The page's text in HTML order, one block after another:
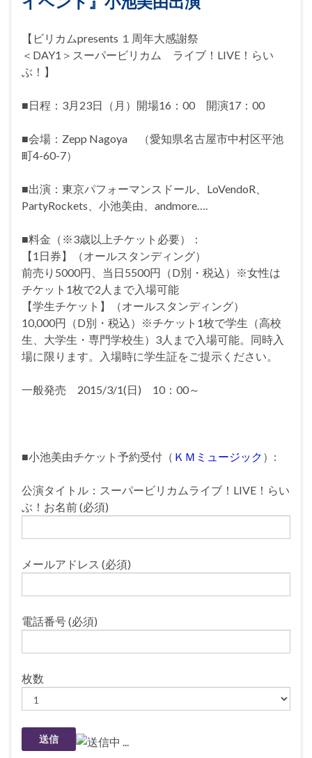
【ビリカムpresents １周年大感謝祭
＜DAY1＞スーパービリカム ライブ！LIVE！らい
ぶ！】
■日程：3月23日（月）開場16：00 開演17：00
■会場：Zepp Nagoya （愛知県名古屋市中村区平池
町4-60-7）
■出演：東京パフォーマンスドール、LoVendoR、
PartyRockets、小池美由、andmore….
■料金（※3歳以上チケット必要）：
【1日券】（オールスタンディング）
前売り5000円、当日5500円（D別・税込）※女性は
チケット1枚で2人まで入場可能
【学生チケット】（オールスタンディング）
10,000円（D別・税込）※チケット1枚で学生（高校
生、大学生・専門学校生）3人まで入場可能。同時入
場に限ります。入場時に学生証をご提示ください。
一般発売 2015/3/1(日) 10：00～
■小池美由チケット予約受付（ ＫＭミュージック ）:
公演タイトル：スーパービリカムライブ！LIVE！らい
ぶ！お名前 (必須)
メールアドレス (必須)
電話番号 (必須)
枚数